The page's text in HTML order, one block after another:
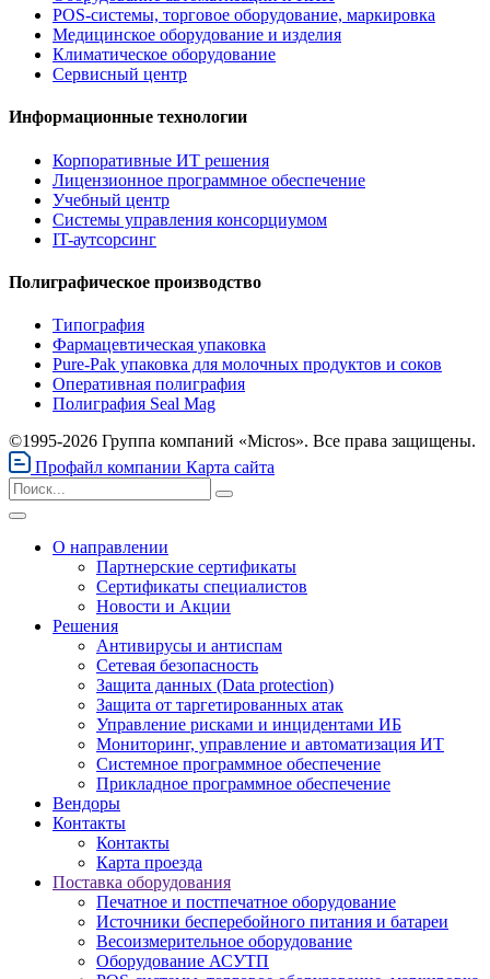
POS-системы, торговое оборудование, маркировка
Медицинское оборудование и изделия
Климатическое оборудование
Сервисный центр
Информационные технологии
Корпоративные ИТ решения
Лицензионное программное обеспечение
Учебный центр
Системы управления консорциумом
IT-аутсорсинг
Полиграфическое производство
Типография
Фармацевтическая упаковка
Pure-Pak упаковка для молочных продуктов и соков
Оперативная полиграфия
Полиграфия Seal Mag
©1995-2026 Группа компаний «Micros». Все права защищены.
Профайл компании Карта сайта
О направлении
Партнерские сертификаты
Сертификаты специалистов
Новости и Акции
Решения
Антивирусы и антиспам
Сетевая безопасность
Защита данных (Data protection)
Защита от таргетированных атак
Управление рисками и инцидентами ИБ
Мониторинг, управление и автоматизация ИТ
Системное программное обеспечение
Прикладное программное обеспечение
Вендоры
Контакты
Контакты
Карта проезда
Поставка оборудования
Печатное и постпечатное оборудование
Источники бесперебойного питания и батареи
Весоизмерительное оборудование
Оборудование АСУТП